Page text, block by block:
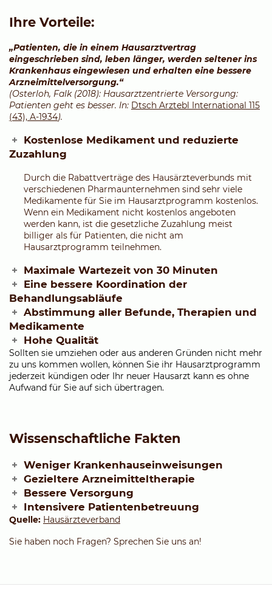
Ihre Vorteile:
„Patienten, die in einem Hausarztvertrag
eingeschrieben sind, leben länger, werden seltener ins
Krankenhaus eingewiesen und erhalten eine bessere
Arzneimittelversorgung.“
(Osterloh, Falk (2018): Hausarztzentrierte Versorgung:
Patienten geht es besser. In: Dtsch Arztebl International 115
(43), A-1934).
Kostenlose Medikament und reduzierte
Zuzahlung
Durch die Rabattverträge des Hausärzteverbunds mit
verschiedenen Pharmaunternehmen sind sehr viele
Medikamente für Sie im Hausarztprogramm kostenlos.
Wenn ein Medikament nicht kostenlos angeboten
werden kann, ist die gesetzliche Zuzahlung meist
billiger als für Patienten, die nicht am
Hausarztprogramm teilnehmen.
Maximale Wartezeit von 30 Minuten
Eine bessere Koordination der
Behandlungsabläufe
Abstimmung aller Befunde, Therapien und
Medikamente
Hohe Qualität
Sollten sie umziehen oder aus anderen Gründen nicht mehr
zu uns kommen wollen, können Sie ihr Hausarztprogramm
jederzeit kündigen oder Ihr neuer Hausarzt kann es ohne
Aufwand für Sie auf sich übertragen.
Wissenschaftliche Fakten
Weniger Krankenhauseinweisungen
Gezieltere Arzneimitteltherapie
Bessere Versorgung
Intensivere Patientenbetreuung
Quelle: Hausärzteverband
Sie haben noch Fragen? Sprechen Sie uns an!